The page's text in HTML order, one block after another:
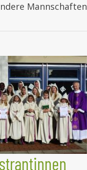
Mannschaften